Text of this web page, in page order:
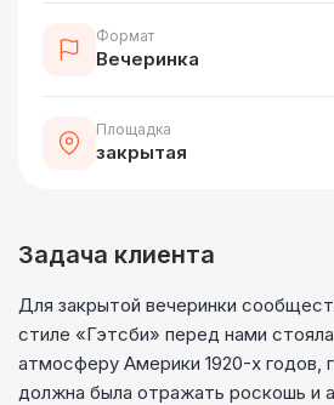
Формат
Вечеринка
Площадка
закрытая
Задача клиента
Для закрытой вечеринки
стиле «Гэтсби» перед нами
атмосферу Америки 1920-х годов,
должна была отражать роскошь и